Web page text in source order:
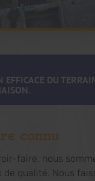
EFFICACE DU
connu
faire, nous
qualité. Nous